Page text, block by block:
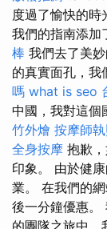
度過了愉快的時
我們的指南添加
棒 我們去了美
的真實面孔，我
嗎 what is seo
中國，我對這個
竹外燴 按摩師
全身按摩 抱歉
印象。 由於健
業。 在我們的
後一分鐘優惠。
的團隊之旅中，